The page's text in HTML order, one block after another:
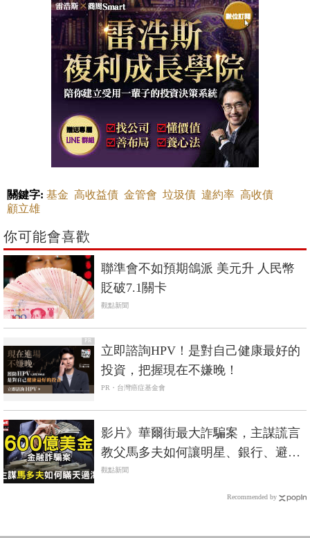
關鍵字: 基金 高收益債 金管會 垃圾債 違約率 高收債
顧立雄
你可能會喜歡
聯準會不如預期鴿派 美元升 人民幣
貶破7.1關卡
觀點新聞
PR
立即諮詢HPV！是對自己健康最好的
投資，把握現在不嫌晚！
PR・台灣癌症基金會
影片》華爾街最大詐騙案，主謀謊言
教父馬多夫如何讓明星、銀行、避險
基金都信他？
觀點新聞
Recommended by